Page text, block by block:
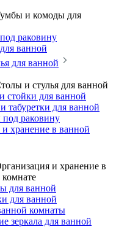
и комоды для
раковину
ванной
для ванной
и стулья для ванной
стойки для ванной
табуретки для ванной
раковину
хранение в ванной
и хранение в
для ванной
для ванной
комнаты
зеркала для ванной